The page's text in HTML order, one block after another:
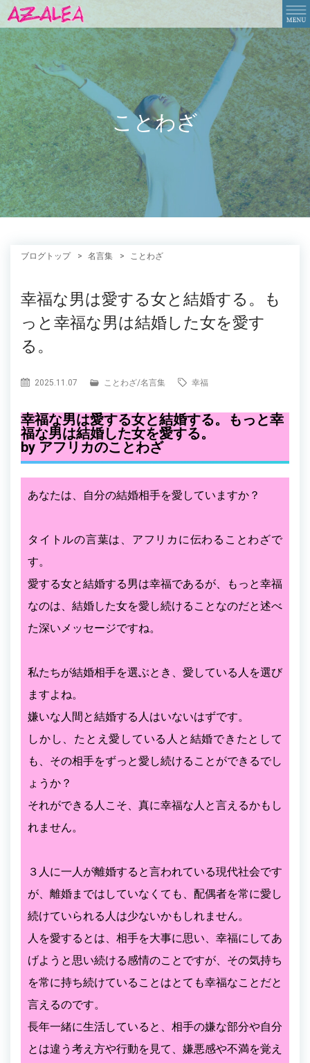
ことわざ
ブログトップ 名言集 ことわざ
幸福な男は愛する女と結婚する。も
っと幸福な男は結婚した女を愛す
る。
2025.11.07 ことわざ/名言集 幸福
幸福な男は愛する女と結婚する。もっと幸
福な男は結婚した女を愛する。
by アフリカのことわざ
あなたは、自分の結婚相手を愛していますか？
タイトルの言葉は、アフリカに伝わることわざで
す。
愛する女と結婚する男は幸福であるが、もっと幸福
なのは、結婚した女を愛し続けることなのだと述べ
た深いメッセージですね。
私たちが結婚相手を選ぶとき、愛している人を選び
ますよね。
嫌いな人間と結婚する人はいないはずです。
しかし、たとえ愛している人と結婚できたとして
も、その相手をずっと愛し続けることができるでし
ょうか？
それができる人こそ、真に幸福な人と言えるかもし
れません。
３人に一人が離婚すると言われている現代社会です
が、離婚まではしていなくても、配偶者を常に愛し
続けていられる人は少ないかもしれません。
人を愛するとは、相手を大事に思い、幸福にしてあ
げようと思い続ける感情のことですが、その気持ち
を常に持ち続けていることはとても幸福なことだと
言えるのです。
長年一緒に生活していると、相手の嫌な部分や自分
とは違う考え方や行動を見て、嫌悪感や不満を覚え